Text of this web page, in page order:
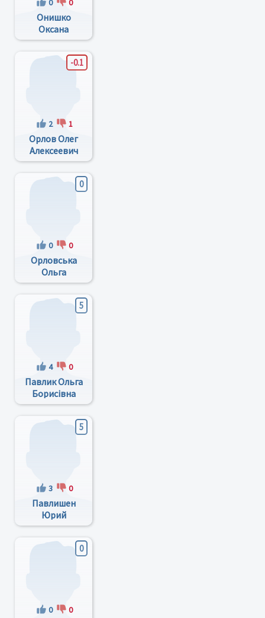
0 0
Онишко
Оксана
Григорьевна
-0.1
2 1
Орлов Олег
Алексеевич
0
0 0
Орловська
Ольга
Володимирівна
5
4 0
Павлик Ольга
Борисівна
5
3 0
Павлишен
Юрий
Иванович
0
0 0